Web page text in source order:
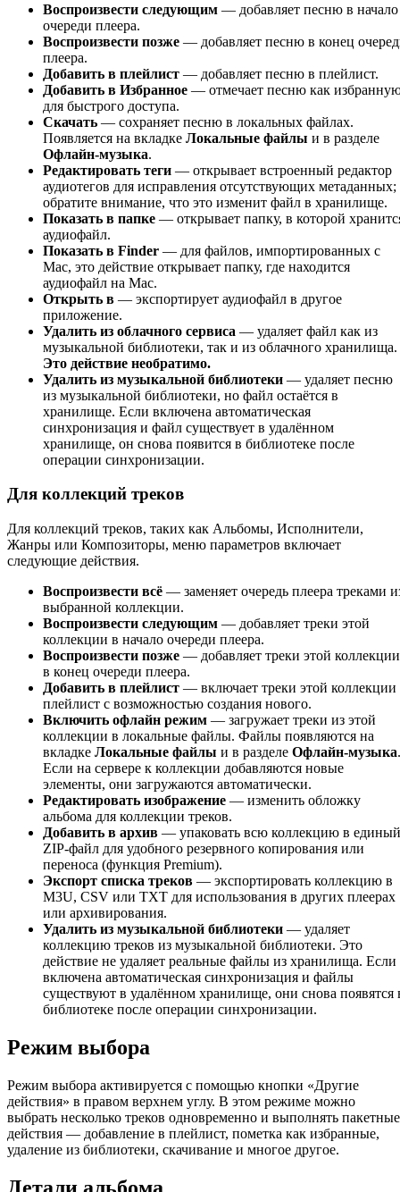
Воспроизвести следующим — добавляет песню в начало
очереди плеера.
Воспроизвести позже — добавляет песню в конец
плеера.
Добавить в плейлист — добавляет песню в плейлист.
Добавить в Избранное — отмечает песню как
для быстрого доступа.
Скачать — сохраняет песню в локальных файлах.
Появляется на вкладке Локальные файлы и в разделе
Офлайн-музыка.
Редактировать теги — открывает встроенный редактор
аудиотегов для исправления отсутствующих метаданных;
обратите внимание, что это изменит файл в хранилище.
Показать в папке — открывает папку, в которой
аудиофайл.
Показать в Finder — для файлов, импортированных с
Mac, это действие открывает папку, где находится
аудиофайл на Mac.
Открыть в — экспортирует аудиофайл в другое
приложение.
Удалить из облачного сервиса — удаляет файл как из
музыкальной библиотеки, так и из облачного хранилища.
Это действие необратимо.
Удалить из музыкальной библиотеки — удаляет песню
из музыкальной библиотеки, но файл остаётся в
хранилище. Если включена автоматическая
синхронизация и файл существует в удалённом
хранилище, он снова появится в библиотеке после
операции синхронизации.
Для коллекций треков
Для коллекций треков, таких как Альбомы, Исполнители,
Жанры или Композиторы, меню параметров включает
следующие действия.
Воспроизвести всё — заменяет очередь плеера треками
выбранной коллекции.
Воспроизвести следующим — добавляет треки этой
коллекции в начало очереди плеера.
Воспроизвести позже — добавляет треки этой коллекции
в конец очереди плеера.
Добавить в плейлист — включает треки этой коллекции
плейлист с возможностью создания нового.
Включить офлайн режим — загружает треки из этой
коллекции в локальные файлы. Файлы появляются на
вкладке Локальные файлы и в разделе Офлайн-музыка.
Если на сервере к коллекции добавляются новые
элементы, они загружаются автоматически.
Редактировать изображение — изменить обложку
альбома для коллекции треков.
Добавить в архив — упаковать всю коллекцию в единый
ZIP-файл для удобного резервного копирования или
переноса (функция Premium).
Экспорт списка треков — экспортировать коллекцию в
M3U, CSV или TXT для использования в других плеерах
или архивирования.
Удалить из музыкальной библиотеки — удаляет
коллекцию треков из музыкальной библиотеки. Это
действие не удаляет реальные файлы из хранилища. Если
включена автоматическая синхронизация и файлы
существуют в удалённом хранилище, они снова появятся
библиотеке после операции синхронизации.
Режим выбора
Режим выбора активируется с помощью кнопки «Другие
действия» в правом верхнем углу. В этом режиме можно
выбрать несколько треков одновременно и выполнять пакетные
действия — добавление в плейлист, пометка как избранные,
удаление из библиотеки, скачивание и многое другое.
Детали альбома